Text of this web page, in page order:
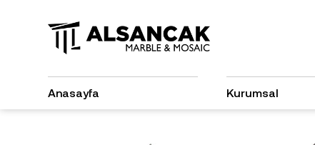
Anasayfa Kurumsal